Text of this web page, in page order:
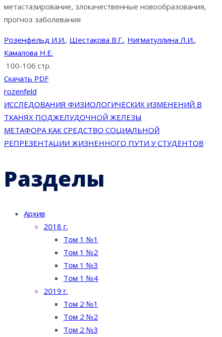
метастазирование, злокачественные новообразования,
прогноз заболевания
Розенфельд И.И., Шестакова В.Г., Нигматуллина Л.И.,
Камалова Н.Е.
100-106 стр.
Скачать PDF
rozenfeld
Навигация
по
записям
ИССЛЕДОВАНИЯ ФИЗИОЛОГИЧЕСКИХ ИЗМЕНЕНИЙ В
ТКАНЯХ ПОДЖЕЛУДОЧНОЙ ЖЕЛЕЗЫ
МЕТАФОРА КАК СРЕДСТВО СОЦИАЛЬНОЙ
РЕПРЕЗЕНТАЦИИ ЖИЗНЕННОГО ПУТИ У СТУДЕНТОВ
Разделы
Архив
2018 г.
Том 1 №1
Том 1 №2
Том 1 №3
Том 1 №4
2019 г.
Том 2 №1
Том 2 №2
Том 2 №3